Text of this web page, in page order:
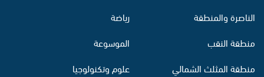
الناصرة والمنطقة
منطقة النقب
منطقة المثلث الشمالي
رياضة
الموسوعة
علوم وتكنولوجيا